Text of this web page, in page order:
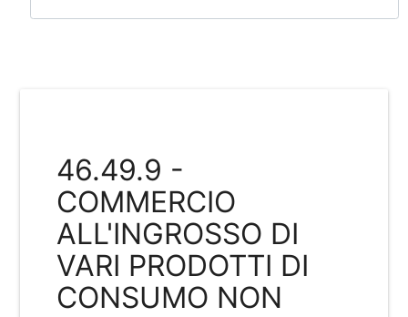
46.49.9 -
COMMERCIO
ALL'INGROSSO DI
VARI PRODOTTI DI
CONSUMO NON